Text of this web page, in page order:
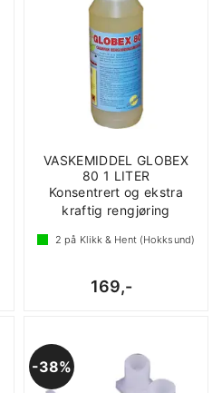
VASKEMIDDEL GLOBEX
80 1 LITER
Konsentrert og ekstra
kraftig rengjøring
2 på Klikk & Hent (Hokksund)
169,-
38%